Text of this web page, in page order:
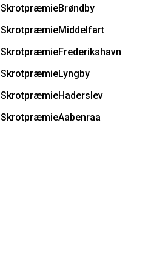
SkrotpræmieBrøndby
SkrotpræmieMiddelfart
SkrotpræmieFrederikshavn
SkrotpræmieLyngby
SkrotpræmieHaderslev
SkrotpræmieAabenraa